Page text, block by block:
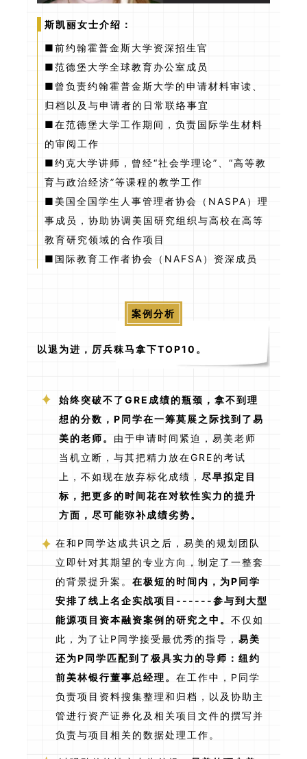
斯凯丽女士介绍：
■前约翰霍普金斯大学资深招生官
■范德堡大学全球教育办公室成员
■曾负责约翰霍普金斯大学的申请材料审读、
归档以及与申请者的日常联络事宜
■在范德堡大学工作期间，负责国际学生材料
的审阅工作
■约克大学讲师，曾经“社会学理论”、“高等教
育与政治经济”等课程的教学工作
■美国全国学生人事管理者协会（NASPA）理
事成员，协助协调美国研究组织与高校在高等
教育研究领域的合作项目
■国际教育工作者协会（NAFSA）资深成员
案例分析
以退为进，厉兵秣马拿下TOP10。
始终突破不了GRE成绩的瓶颈，拿不到理
想的分数，P同学在一筹莫展之际找到了易
美的老师。 由于申请时间紧迫，易美老师
当机立断，与其把精力放在GRE的考试
上，不如现在放弃标化成绩，尽早拟定目
标，把更多的时间花在对软性实力的提升
方面，尽可能弥补成绩劣势。
在和P同学达成共识之后，易美的规划团队
立即针对其期望的专业方向，制定了一整套
的背景提升案。在极短的时间内，为P同学
安排了线上名企实战项目------参与到大型
能源项目资本融资案例的研究之中。不仅如
此，为了让P同学接受最优秀的指导，易美
还为P同学匹配到了极具实力的导师：纽约
前美林银行董事总经理。在工作中，P同学
负责项目资料搜集整理和归档，以及协助主
管进行资产证券化及相关项目文件的撰写并
负责与项目相关的数据处理工作。